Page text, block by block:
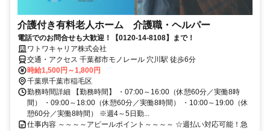
介護付き有料老人ホーム 介護職・ヘルパー
電話でのお問合せも大歓迎！【0120-14-8108】まで！
ワトワキャリア株式会社
交通・アクセス 千葉都市モノレール 穴川駅 徒歩6分
時給1,500円～1,800円
千葉県千葉市稲毛区
勤務時間詳細 【勤務時間】 ・07:00～16:00（休憩60分／実働8時
間） ・09:00～18:00（休憩60分／実働8時間） ・10:00～19:00（休
憩60分／実働8時間） ※週4～5日勤...
仕事内容 ～～～～アピールポイント～～～～ ☆週払い対応可能！急